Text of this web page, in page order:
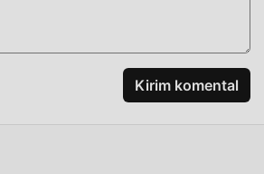
telah mengadopsi mesin virtual
peningkatan yang berani.
lebih maju, pengalaman layar game
jenis ponsel apk dengan
Kirim komental